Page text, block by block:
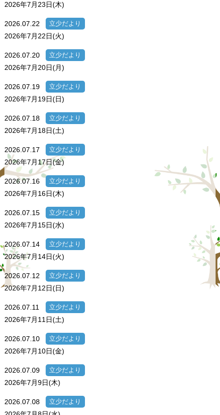
2026年7月23日(木)
2026.07.22 立少だより
2026年7月22日(火)
2026.07.20 立少だより
2026年7月20日(月)
2026.07.19 立少だより
2026年7月19日(日)
2026.07.18 立少だより
2026年7月18日(土)
2026.07.17 立少だより
2026年7月17日(金)
2026.07.16 立少だより
2026年7月16日(木)
2026.07.15 立少だより
2026年7月15日(水)
2026.07.14 立少だより
2026年7月14日(火)
2026.07.12 立少だより
2026年7月12日(日)
2026.07.11 立少だより
2026年7月11日(土)
2026.07.10 立少だより
2026年7月10日(金)
2026.07.09 立少だより
2026年7月9日(木)
2026.07.08 立少だより